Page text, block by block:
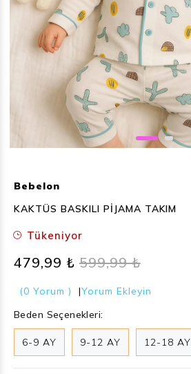
Bebelon
KAKTÜS BASKILI PİJAMA TAKIM
Tükeniyor
479,99 ₺ 599,99 ₺
(0 Yorum ) |Yorum Ekleyin
Beden Seçenekleri:
6-9 AY 9-12 AY 12-18 AY